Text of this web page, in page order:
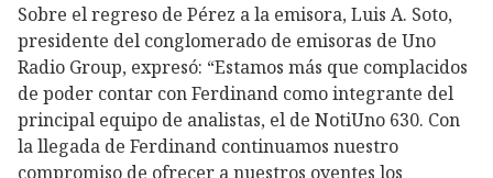
Sobre el regreso de Pérez a la emisora, Luis A. Soto,
presidente del conglomerado de emisoras de Uno
Radio Group, expresó: “Estamos más que complacidos
de poder contar con Ferdinand como integrante del
principal equipo de analistas, el de NotiUno 630. Con
la llegada de Ferdinand continuamos nuestro
compromiso de ofrecer a nuestros oyentes los